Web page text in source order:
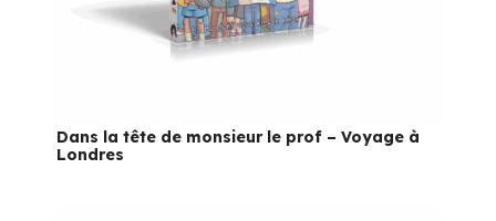
Dans la tête de monsieur le prof – Voyage à
Londres